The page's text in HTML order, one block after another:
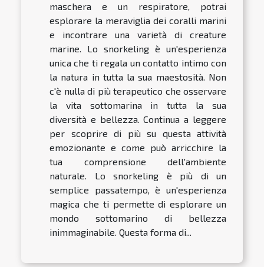
maschera e un respiratore, potrai
esplorare la meraviglia dei coralli marini
e incontrare una varietà di creature
marine. Lo snorkeling è un'esperienza
unica che ti regala un contatto intimo con
la natura in tutta la sua maestosità. Non
c'è nulla di più terapeutico che osservare
la vita sottomarina in tutta la sua
diversità e bellezza. Continua a leggere
per scoprire di più su questa attività
emozionante e come può arricchire la
tua comprensione dell'ambiente
naturale. Lo snorkeling è più di un
semplice passatempo, è un'esperienza
magica che ti permette di esplorare un
mondo sottomarino di bellezza
inimmaginabile. Questa forma di...